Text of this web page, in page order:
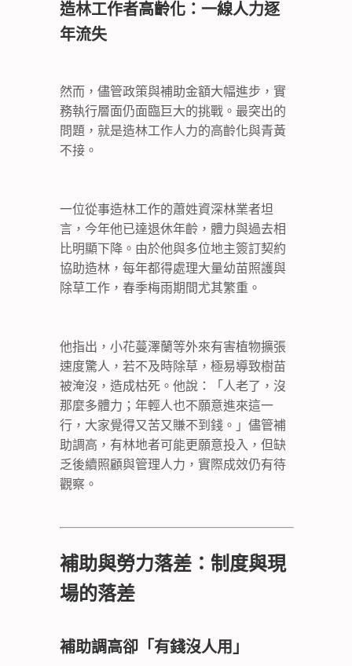
造林工作者高齡化：一線人力逐
年流失
然而，儘管政策與補助金額大幅進步，實
務執行層面仍面臨巨大的挑戰。最突出的
問題，就是造林工作人力的高齡化與青黃
不接。
一位從事造林工作的蕭姓資深林業者坦
言，今年他已達退休年齡，體力與過去相
比明顯下降。由於他與多位地主簽訂契約
協助造林，每年都得處理大量幼苗照護與
除草工作，春季梅雨期間尤其繁重。
他指出，小花蔓澤蘭等外來有害植物擴張
速度驚人，若不及時除草，極易導致樹苗
被淹沒，造成枯死。他說：「人老了，沒
那麼多體力；年輕人也不願意進來這一
行，大家覺得又苦又賺不到錢。」儘管補
助調高，有林地者可能更願意投入，但缺
乏後續照顧與管理人力，實際成效仍有待
觀察。
補助與勞力落差：制度與現
場的落差
補助調高卻「有錢沒人用」